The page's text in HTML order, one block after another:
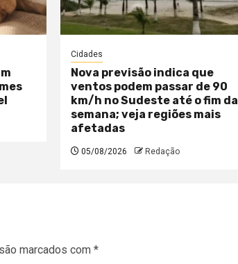
Cidades
Nova previsão indica que
ventos podem passar de 90
km/h no Sudeste até o fim da
semana; veja regiões mais
afetadas
05/08/2026 Redação
marcados com *